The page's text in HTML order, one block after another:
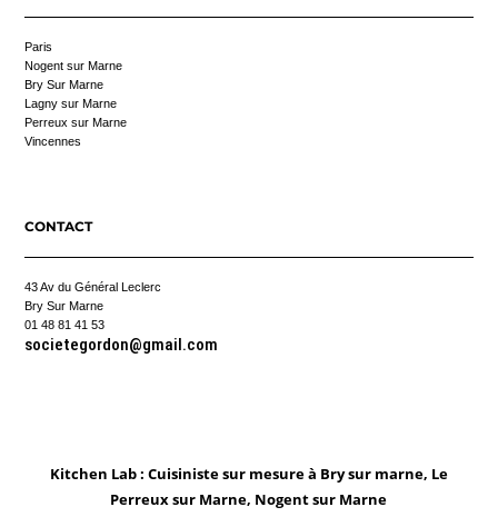
Paris
Nogent sur Marne
Bry Sur Marne
Lagny sur Marne
Perreux sur Marne
Vincennes
CONTACT
43 Av du Général Leclerc
Bry Sur Marne
01 48 81 41 53
societegordon@gmail.com
Kitchen Lab : Cuisiniste sur mesure à Bry sur marne, Le
Perreux sur Marne, Nogent sur Marne